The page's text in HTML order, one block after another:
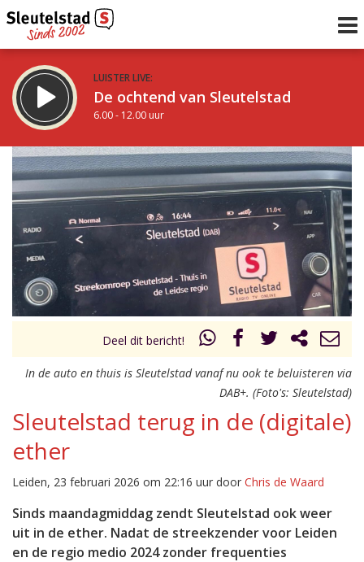
LUISTER LIVE:
De ochtend van Sleutelstad
6.00 - 12.00 uur
STRAKS:
De middag van Sleutelstad
12.00 - 19.00 uur
Vorig uur
uur 1 van 0 Volgend uur
Deel dit bericht!
In de auto en thuis is Sleutelstad vanaf nu ook te beluisteren via
DAB+. (Foto's: Sleutelstad)
Sleutelstad terug in de (digitale)
ether
Leiden, 23 februari 2026 om 22:16 uur door Chris de Waard
Sinds maandagmiddag zendt Sleutelstad ook weer
uit in de ether. Nadat de streekzender voor Leiden
en de regio medio 2024 zonder frequenties